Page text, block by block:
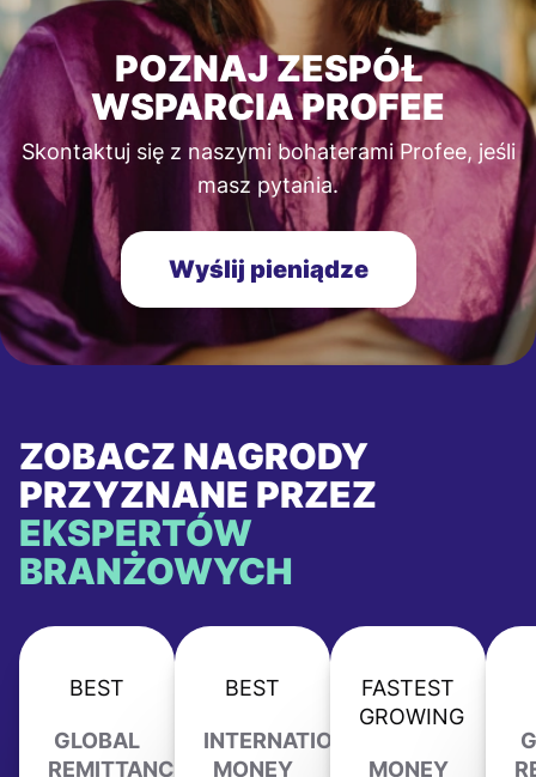
POZNAJ ZESPÓŁ
WSPARCIA PROFEE
Skontaktuj się z naszymi bohaterami Profee, jeśli
masz pytania.
Wyślij pieniądze
ZOBACZ NAGRODY
PRZYZNANE PRZEZ
EKSPERTÓW
BRANŻOWYCH
BEST
GLOBAL
REMITTANCE
BEST
INTERNATIONAL
MONEY
FASTEST
GROWING
MONEY